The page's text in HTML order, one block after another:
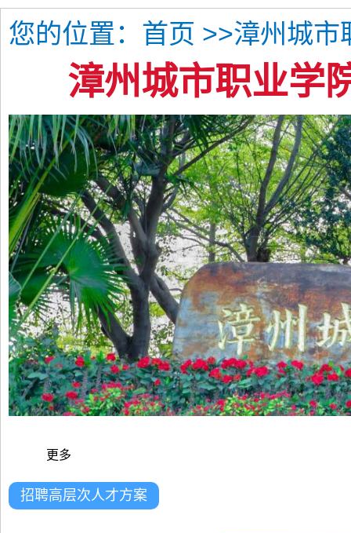
您的位置： 首页 >>漳州城市
漳州城市职业学
更多
招聘高层次人才方案